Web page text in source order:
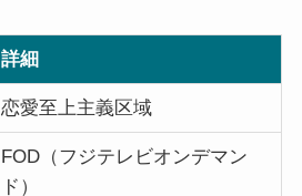
詳細
恋愛至上主義区域
FOD（フジテレビオンデマン
ド）